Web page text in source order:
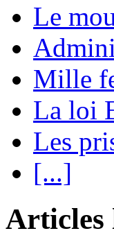
Le
Mille
La loi
Les
[...]
Articles